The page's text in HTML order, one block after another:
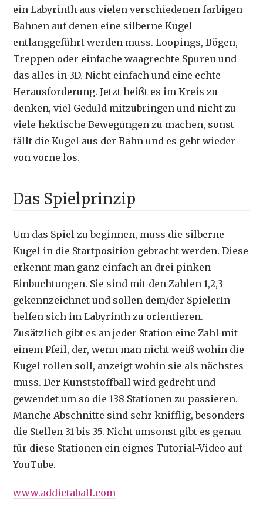
ein Labyrinth aus vielen verschiedenen farbigen
Bahnen auf denen eine silberne Kugel
entlanggeführt werden muss. Loopings, Bögen,
Treppen oder einfache waagrechte Spuren und
das alles in 3D. Nicht einfach und eine echte
Herausforderung. Jetzt heißt es im Kreis zu
denken, viel Geduld mitzubringen und nicht zu
viele hektische Bewegungen zu machen, sonst
fällt die Kugel aus der Bahn und es geht wieder
von vorne los.
Das Spielprinzip
Um das Spiel zu beginnen, muss die silberne
Kugel in die Startposition gebracht werden. Diese
erkennt man ganz einfach an drei pinken
Einbuchtungen. Sie sind mit den Zahlen 1,2,3
gekennzeichnet und sollen dem/der SpielerIn
helfen sich im Labyrinth zu orientieren.
Zusätzlich gibt es an jeder Station eine Zahl mit
einem Pfeil, der, wenn man nicht weiß wohin die
Kugel rollen soll, anzeigt wohin sie als nächstes
muss. Der Kunststoffball wird gedreht und
gewendet um so die 138 Stationen zu passieren.
Manche Abschnitte sind sehr knifflig, besonders
die Stellen 31 bis 35. Nicht umsonst gibt es genau
für diese Stationen ein eignes Tutorial-Video auf
YouTube.
www.addictaball.com